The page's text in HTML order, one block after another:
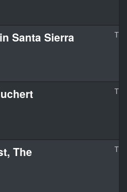
Santa Sierra Try
The